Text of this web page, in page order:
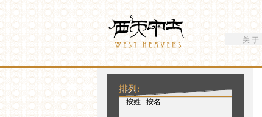
Westheavens
关 于
搜索表单
搜索
你在这里 排列:
按姓
（活动标签） 按名